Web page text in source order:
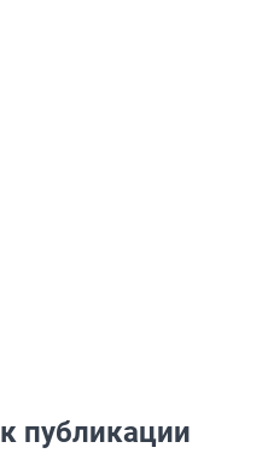
публикации